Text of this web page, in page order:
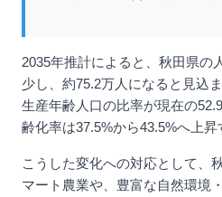
2035年推計によると、秋田県の
少し、約75.2万人になると見込
生産年齢人口の比率が現在の
齢化率は37.5%から43.5%へ上昇
こうした変化への対応として、
マート農業や、豊富な自然環境